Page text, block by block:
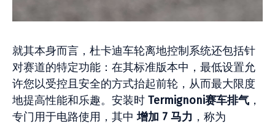
就其本身而言，杜卡迪车轮离地控制系统还包括针
对赛道的特定功能：在其标准版本中，最低设置允
许您以受控且安全的方式抬起前轮，从而最大限度
地提高性能和乐趣。安装时 Termignoni赛车排气 ，
专门用于电路使用，其中增加 7 马力 ，称为